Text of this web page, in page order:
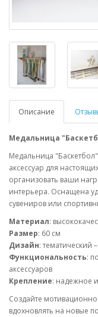
Описание
Медальница
Медальница
аксессуар для
организовать ваши
интерьера. Оснащена
сувениров или
Материал:
Размер: 60 см
Дизайн: тематический
Функциональность:
аксессуаров
Крепление: надежное
Создайте
вдохновлять на новые